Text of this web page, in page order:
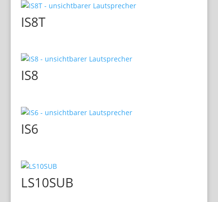
IS8T
IS8
IS6
LS10SUB